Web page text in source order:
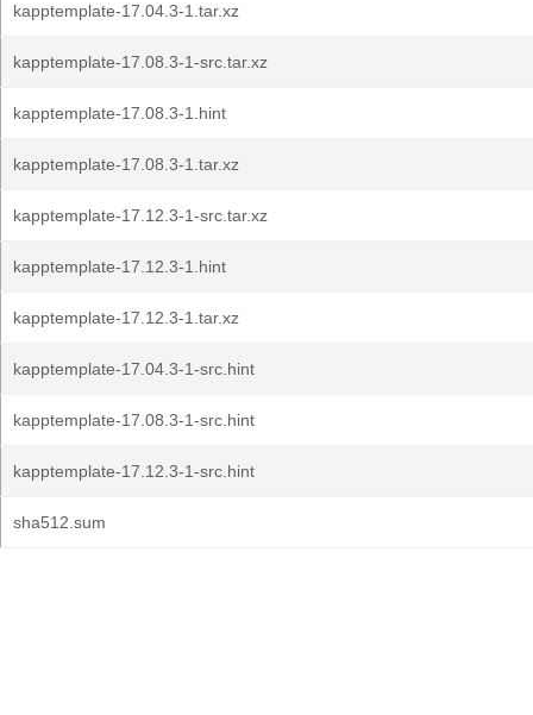
kapptemplate-17.04.3-1.tar.xz
kapptemplate-17.08.3-1-src.tar.xz
kapptemplate-17.08.3-1.hint
kapptemplate-17.08.3-1.tar.xz
kapptemplate-17.12.3-1-src.tar.xz
kapptemplate-17.12.3-1.hint
kapptemplate-17.12.3-1.tar.xz
kapptemplate-17.04.3-1-src.hint
kapptemplate-17.08.3-1-src.hint
kapptemplate-17.12.3-1-src.hint
sha512.sum